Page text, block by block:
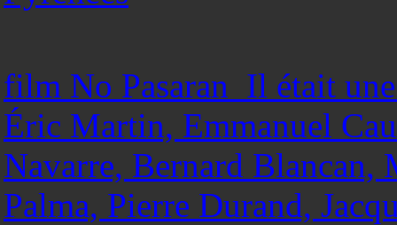
film No Pasaran Il était
Éric Martin, Emmanuel
Navarre, Bernard Blancan,
Palma, Pierre Durand,